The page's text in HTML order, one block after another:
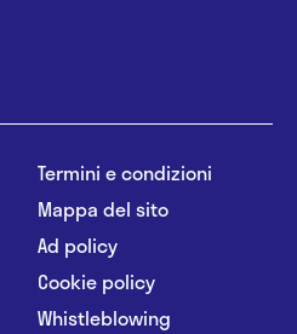
Termini e condizioni
Mappa del sito
Ad policy
Cookie policy
Whistleblowing